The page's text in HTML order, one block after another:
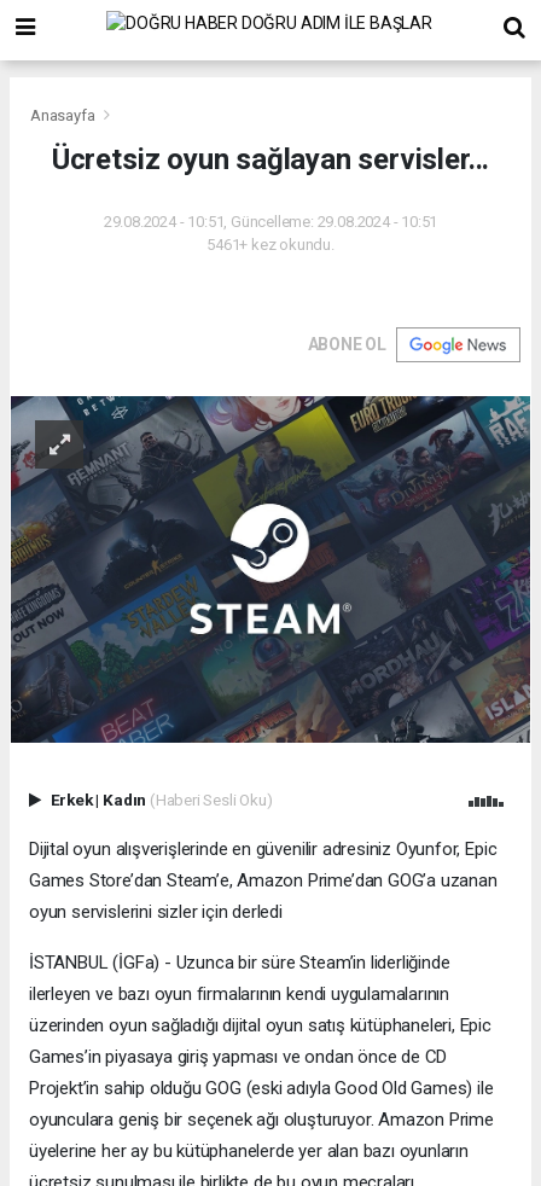
Anasayfa
Ücretsiz oyun sağlayan servisler...
29.08.2024 - 10:51, Güncelleme: 29.08.2024 - 10:51
5461+ kez okundu.
ABONE OL
Erkek| Kadın (Haberi Sesli Oku)
Dijital oyun alışverişlerinde en güvenilir adresiniz Oyunfor, Epic
Games Store’dan Steam’e, Amazon Prime’dan GOG’a uzanan
oyun servislerini sizler için derledi
İSTANBUL (İGFa) - Uzunca bir süre Steam’in liderliğinde
ilerleyen ve bazı oyun firmalarının kendi uygulamalarının
üzerinden oyun sağladığı dijital oyun satış kütüphaneleri, Epic
Games’in piyasaya giriş yapması ve ondan önce de CD
Projekt’in sahip olduğu GOG (eski adıyla Good Old Games) ile
oyunculara geniş bir seçenek ağı oluşturuyor. Amazon Prime
üyelerine her ay bu kütüphanelerde yer alan bazı oyunların